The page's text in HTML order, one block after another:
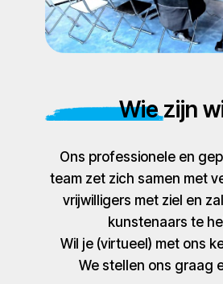
Wie zijn
Ons professionele en
team zet zich samen met
vrijwilligers met ziel en
kunstenaars te
Wil je (virtueel) met ons
We stellen ons graag